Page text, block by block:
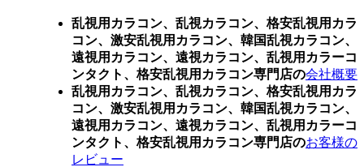
乱視用カラコン、乱視カラコン、格安乱視用カラ
コン、激安乱視用カラコン、韓国乱視カラコン、
遠視用カラコン、遠視カラコン、乱視用カラーコ
ンタクト、格安乱視用カラコン専門店の会社概要
乱視用カラコン、乱視カラコン、格安乱視用カラ
コン、激安乱視用カラコン、韓国乱視カラコン、
遠視用カラコン、遠視カラコン、乱視用カラーコ
ンタクト、格安乱視用カラコン専門店のお客様の
レビュー